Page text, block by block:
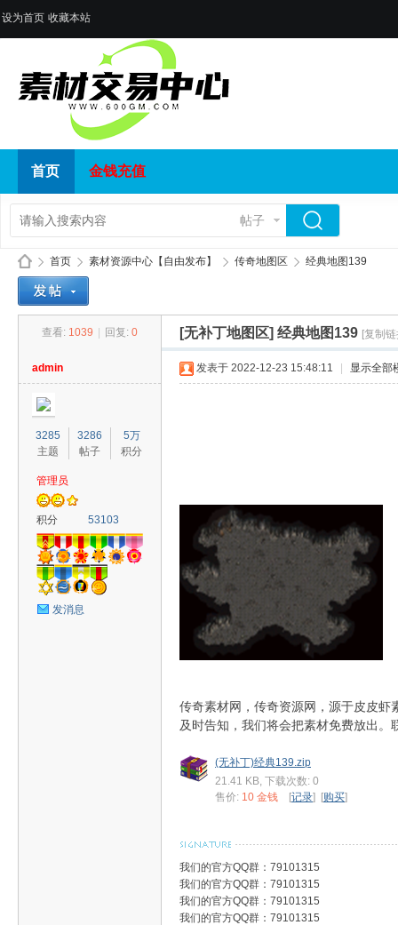
设为首页 收藏本站
首页 金钱充值
帖子
首页
›
素材资源中心【自由发布】
›
传奇地图区
›
经典地图139
查看: 1039 回复: 0 [无补丁地图区] 经典地图139 [复制
admin
3285
主题
3286
帖子
5万
积分
管理员
积分 53103
发消息
发表于 2022-12-23 15:48:11 显示全部
传奇素材网，传奇资源网，源于皮皮
及时告知，我们将会把素材免费放出。
(无补丁)经典139.zip
21.41 KB, 下载次数: 0
售价: 10 金钱 [记录] [购买]
我们的官方QQ群：79101315
我们的官方QQ群：79101315
我们的官方QQ群：79101315
我们的官方QQ群：79101315